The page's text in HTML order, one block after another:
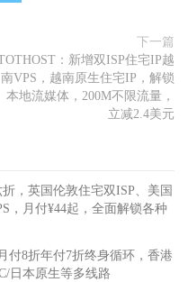
下一篇
：新增双ISP住宅IP越
南VPS，越南原生住宅IP，解锁
本地流媒体，200M不限流量，
立减2.4美元
，英国伦敦住宅双ISP、美国
，月付¥44起，全面解锁各种
付8折年付7折终身循环，香港
日本原生等多线路